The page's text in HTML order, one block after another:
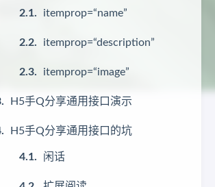
itemprop=“name”
itemprop=“description”
itemprop=“image”
H5手Q分享通用接口演示
H5手Q分享通用接口的坑
闲话